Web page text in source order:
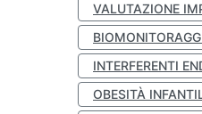
VALUTAZIONE
INTERFERENTI
OBESITÀ